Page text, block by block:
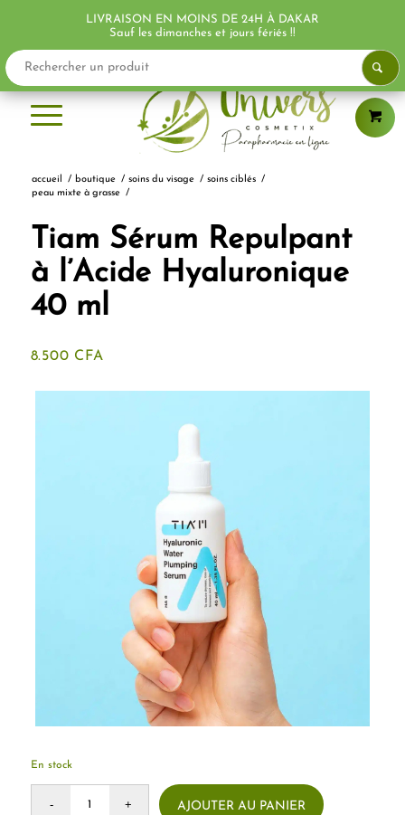
accueil / boutique / soins du visage / soins ciblés /
peau mixte à grasse
/
Tiam Sérum Repulpant
à l’Acide Hyaluronique
40 ml
8.500 CFA
En stock
AJOUTER AU PANIER
LIVRAISON EN MOINS DE 24H À DAKAR
Sauf les dimanches et jours fériés !!